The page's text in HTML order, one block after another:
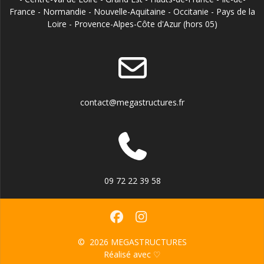
France - Normandie - Nouvelle-Aquitaine - Occitanie - Pays de la
Loire - Provence-Alpes-Côte d'Azur (hors 05)
contact@megastructures.fr
09 72 22 39 58
© 2026 MEGASTRUCTURES
Réalisé avec ♡